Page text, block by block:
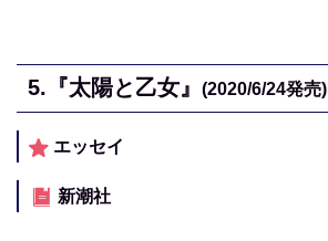
5. 『太陽と乙女』 (2020/6/24発売)
エッセイ
新潮社